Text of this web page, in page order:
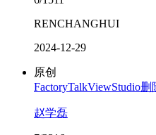
RENCHANGHUI
2024-12-29
原创
FactoryTalkViewStudio
赵学磊